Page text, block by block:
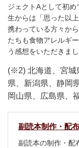
ジェクトAとして初
生からは「思った以
携わっている方々か
たちも食物アレルギ
う感想をいただきまし
(※2) 北海道、宮城
県、新潟県、静岡
岡山県、広島県、
副読本制作・配
副読本の制作・配